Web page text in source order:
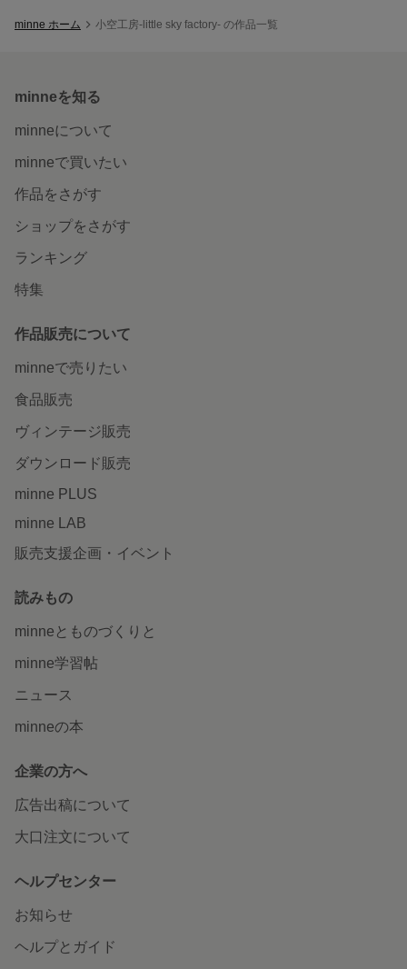
minne ホーム 小空工房-little sky factory- の作品一覧
minneを知る
minneについて
minneで買いたい
作品をさがす
ショップをさがす
ランキング
特集
作品販売について
minneで売りたい
食品販売
ヴィンテージ販売
ダウンロード販売
minne PLUS
minne LAB
販売支援企画・イベント
読みもの
minneとものづくりと
minne学習帖
ニュース
minneの本
企業の方へ
広告出稿について
大口注文について
ヘルプセンター
お知らせ
ヘルプとガイド